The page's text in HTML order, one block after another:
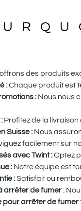
des produits
:Chaque produit est
: Nous nous
Profitez de la
Suisse : Nous
facilement sur
avec Twint :Optez
: Notre équipe est
:Satisfait ou
arrêter de fumer:
pour arrêter de fumer